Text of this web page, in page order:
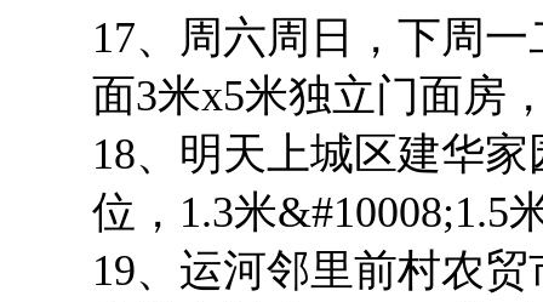
17、周六周日，下周
面3米x5米独立门面房
18、明天上城区建华
位，1.3米&#10008;1.5
19、运河邻里前村农